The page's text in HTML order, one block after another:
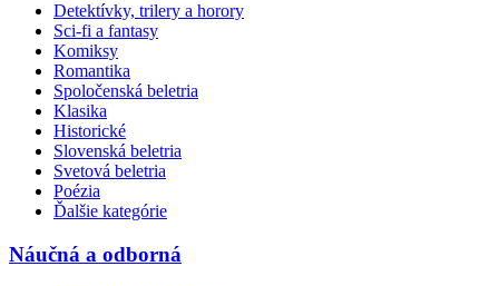
Detektívky, trilery a horory
Sci-fi a fantasy
Komiksy
Romantika
Spoločenská beletria
Klasika
Historické
Slovenská beletria
Svetová beletria
Poézia
Ďalšie kategórie
Náučná a odborná